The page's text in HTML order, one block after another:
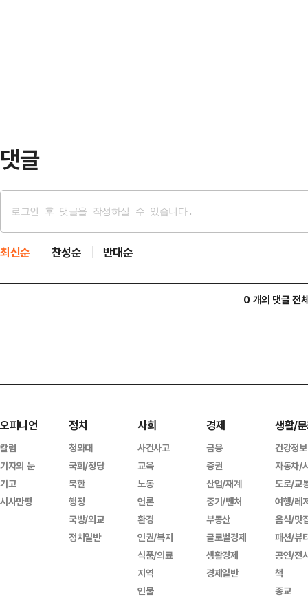
댓글
최신순 찬성순 반대순
0 개의 댓글 전
오피니언
칼럼
기자의 눈
기고
시사만평
정치
청와대
국회/정당
북한
행정
국방/외교
정치일반
사회
사건사고
교육
노동
언론
환경
인권/복지
식품/의료
지역
인물
경제
금융
증권
산업/재계
중기/벤처
부동산
글로벌경제
생활경제
경제일반
생활/
건강정보
자동차/
도로/교
여행/레
음식/맛
패션/뷰
공연/전
책
종교